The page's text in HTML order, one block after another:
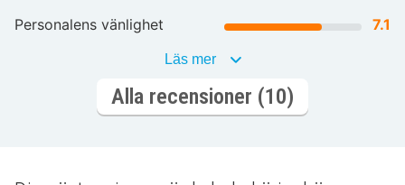
Personalens vänlighet
7.1
Läs mer
Alla recensioner (10)